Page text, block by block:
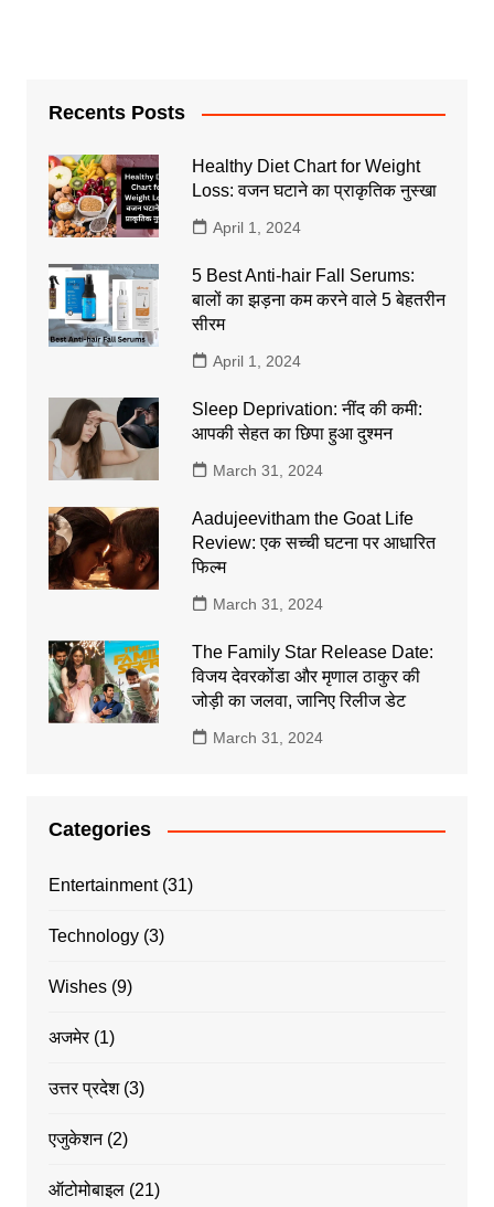
Recents Posts
Healthy Diet Chart for Weight
Loss: वजन घटाने का प्राकृतिक नुस्खा
April 1, 2024
5 Best Anti-hair Fall Serums:
बालों का झड़ना कम करने वाले 5 बेहतरीन
सीरम
April 1, 2024
Sleep Deprivation: नींद की कमी:
आपकी सेहत का छिपा हुआ दुश्मन
March 31, 2024
Aadujeevitham the Goat Life
Review: एक सच्ची घटना पर आधारित
फिल्म
March 31, 2024
The Family Star Release Date:
विजय देवरकोंडा और मृणाल ठाकुर की
जोड़ी का जलवा, जानिए रिलीज डेट
March 31, 2024
Categories
Entertainment(31)
Technology(3)
Wishes(9)
अजमेर(1)
उत्तर प्रदेश(3)
एजुकेशन(2)
ऑटोमोबाइल(21)